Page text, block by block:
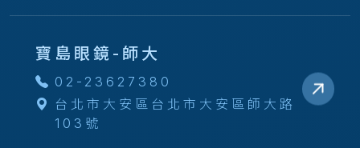
寶島眼鏡-師大
02-23627380
台北市大安區台北市大安區師大路
103號